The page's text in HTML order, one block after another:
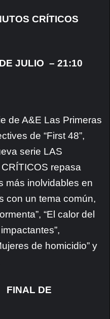
CRÍTICOS
JULIO – 21:10
de A&E Las Primeras
de “First 48”,
serie LAS
repasa
más inolvidables en
con un tema común,
“El calor del
de homicidio” y
FINAL DE